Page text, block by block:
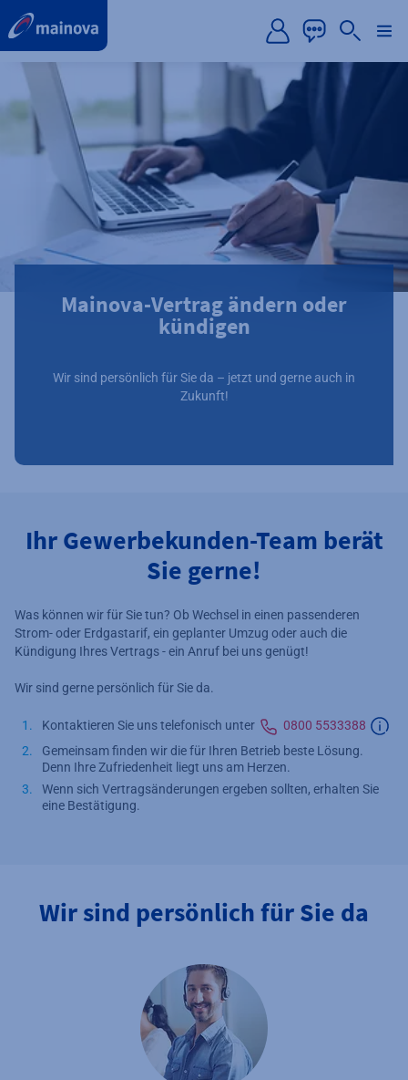
Mainova-Vertrag ändern oder
kündigen
Wir sind persönlich für Sie da – jetzt und gerne auch in
Zukunft!
Ihr Gewerbekunden-Team berät
Sie gerne!
Was können wir für Sie tun? Ob Wechsel in einen passenderen
Strom- oder Erdgastarif, ein geplanter Umzug oder auch die
Kündigung Ihres Vertrags - ein Anruf bei uns genügt!
Wir sind gerne persönlich für Sie da.
Kontaktieren Sie uns telefonisch unter
0800 5533388
Gemeinsam finden wir die für Ihren Betrieb beste Lösung.
Denn Ihre Zufriedenheit liegt uns am Herzen.
Wenn sich Vertragsänderungen ergeben sollten, erhalten Sie
eine Bestätigung.
Wir sind persönlich für Sie da